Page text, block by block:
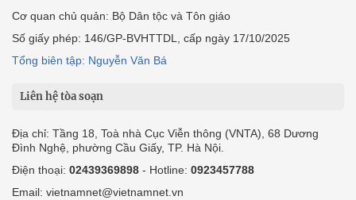
Cơ quan chủ quản: Bộ Dân tộc và Tôn giáo
Số giấy phép: 146/GP-BVHTTDL, cấp ngày 17/10/2025
Tổng biên tập: Nguyễn Văn Bá
Liên hệ tòa soạn
Địa chỉ: Tầng 18, Toà nhà Cục Viễn thông (VNTA), 68 Dương
Đình Nghệ, phường Cầu Giấy, TP. Hà Nội.
Điện thoại: 02439369898 - Hotline: 0923457788
Email: vietnamnet@vietnamnet.vn